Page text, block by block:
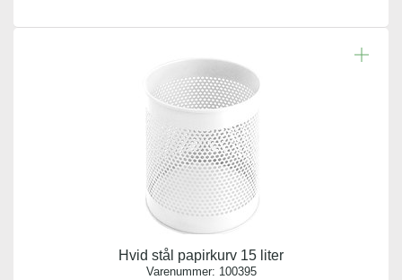
Hvid stål papirkurv 15 liter
Varenummer: 100395